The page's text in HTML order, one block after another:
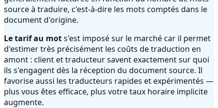
source à traduire, c'est-à-dire les mots comptés dans le
document d'origine.
Le tarif au mots'est imposé sur le marché car il permet
d'estimer très précisément les coûts de traduction en
amont : client et traducteur savent exactement sur quoi
ils s'engagent dès la réception du document source. Il
favorise aussi les traducteurs rapides et expérimentés —
plus vous êtes efficace, plus votre taux horaire implicite
augmente.